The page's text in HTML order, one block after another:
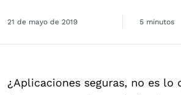
21 de mayo de 2019 5 minutos
¿Aplicaciones seguras, no es lo